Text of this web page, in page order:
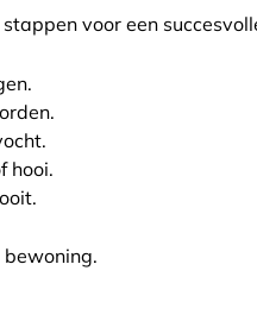
voor een
hooi.